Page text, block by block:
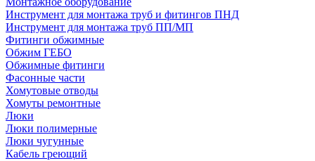
Инструмент для монтажа труб и фитингов ПНД
Инструмент для монтажа труб ПП/МП
Фитинги обжимные
Обжим ГЕБО
Обжимные фитинги
Фасонные части
Хомутовые отводы
Хомуты ремонтные
Люки
Люки полимерные
Люки чугунные
Кабель греющий